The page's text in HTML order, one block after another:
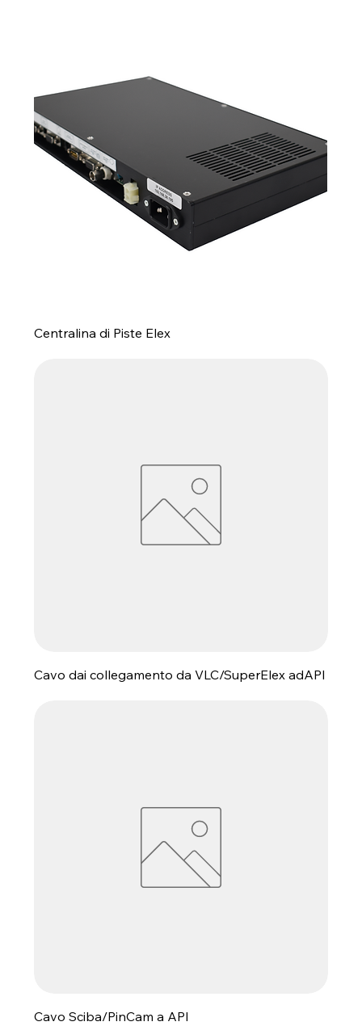
Centralina di Piste Elex
Cavo dai collegamento da VLC/SuperElex adAPI
Cavo Sciba/PinCam a API